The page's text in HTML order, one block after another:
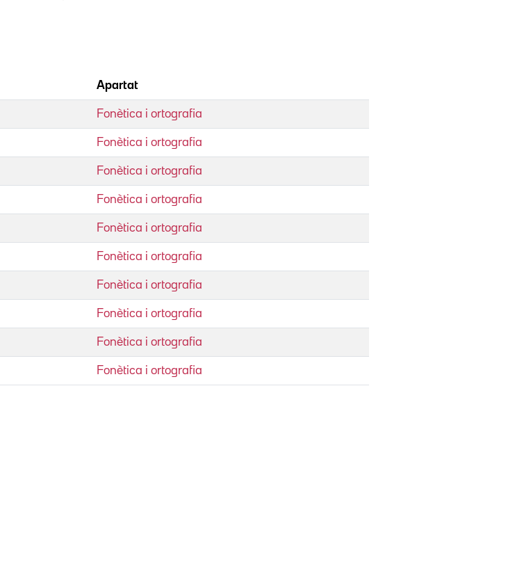
Apartat
Fonètica i ortografia
Fonètica i ortografia
Fonètica i ortografia
Fonètica i ortografia
Fonètica i ortografia
Fonètica i ortografia
Fonètica i ortografia
Fonètica i ortografia
Fonètica i ortografia
Fonètica i ortografia